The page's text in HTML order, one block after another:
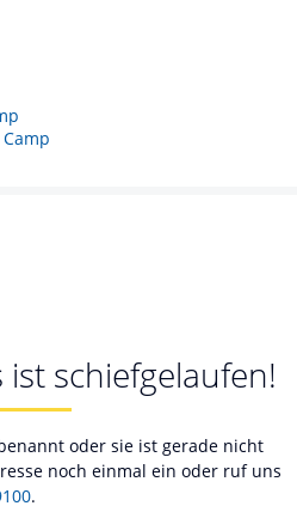
schiefgelaufen!
oder sie ist gerade nicht
noch einmal ein oder ruf uns
.